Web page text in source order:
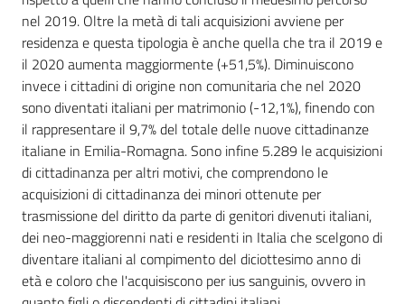
nel 2019. Oltre la metà di tali acquisizioni avviene per
residenza e questa tipologia è anche quella che tra il 2019 e
il 2020 aumenta maggiormente (+51,5%). Diminuiscono
invece i cittadini di origine non comunitaria che nel 2020
sono diventati italiani per matrimonio (-12,1%), finendo con
il rappresentare il 9,7% del totale delle nuove cittadinanze
italiane in Emilia-Romagna. Sono infine 5.289 le acquisizioni
di cittadinanza per altri motivi, che comprendono le
acquisizioni di cittadinanza dei minori ottenute per
trasmissione del diritto da parte di genitori divenuti italiani,
dei neo-maggiorenni nati e residenti in Italia che scelgono di
diventare italiani al compimento del diciottesimo anno di
età e coloro che l'acquisiscono per ius sanguinis, ovvero in